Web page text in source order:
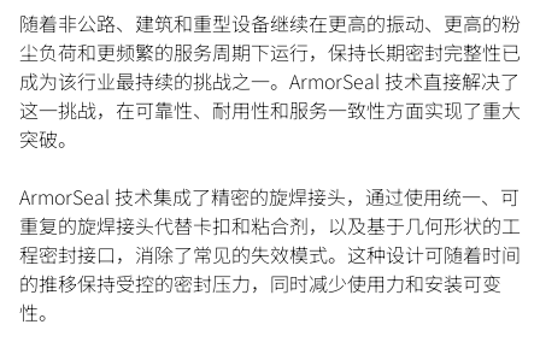
随着非公路、建筑和重型设备继续在更高的振动、更高的粉
尘负荷和更频繁的服务周期下运行，保持长期密封完整性已
成为该行业最持续的挑战之一。ArmorSeal 技术直接解决了
这一挑战，在可靠性、耐用性和服务一致性方面实现了重大
突破。
ArmorSeal 技术集成了精密的旋焊接头，通过使用统一、可
重复的旋焊接头代替卡扣和粘合剂，以及基于几何形状的工
程密封接口，消除了常见的失效模式。这种设计可随着时间
的推移保持受控的密封压力，同时减少使用力和安装可变
性。